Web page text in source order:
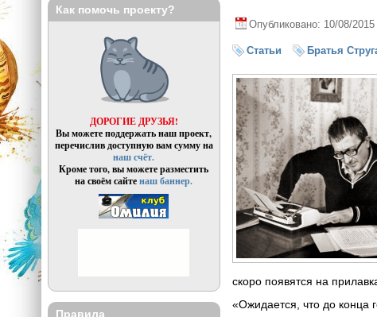
Опубликовано: 10/08/2015
Статьи Братья
скоро появятся на
«Ожидается, что до конца
Как помочь проекту?
ДОРОГИЕ ДРУЗЬЯ!
Вы можете поддержать наш проект,
перечислив доступную вам сумму на
наш счёт.
Кроме того, вы можете разместить
на своём сайтенаш баннер.
Правила